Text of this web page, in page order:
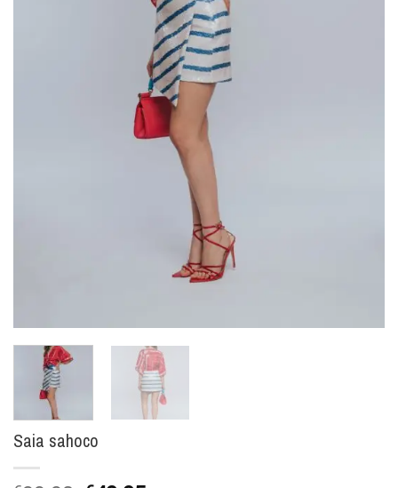
Saia sahoco